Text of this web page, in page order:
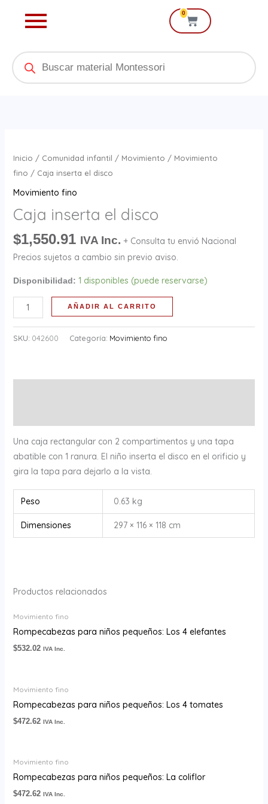
0
Cart
Products
search
Inicio / Comunidad infantil / Movimiento / Movimiento
fino / Caja inserta el disco
Movimiento fino
Caja inserta el disco
$1,550.91 IVA Inc. + Consulta tu envió Nacional
Precios sujetos a cambio sin previo aviso.
Disponibilidad: 1 disponibles (puede reservarse)
inserta
el
AÑADIR AL CARRITO
SKU: 042600 Categoría: Movimiento fino
Una caja rectangular con 2 compartimentos y una tapa
abatible con 1 ranura. El niño inserta el disco en el orificio y
gira la tapa para dejarlo a la vista.
Peso 0.63 kg
Dimensiones 297 × 116 × 118 cm
Productos relacionados
Movimiento fino
Rompecabezas para niños pequeños: Los 4 elefantes
$532.02 IVA Inc.
Movimiento fino
Rompecabezas para niños pequeños: Los 4 tomates
$472.62 IVA Inc.
Movimiento fino
Rompecabezas para niños pequeños: La coliflor
$472.62 IVA Inc.